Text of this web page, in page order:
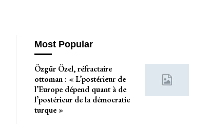
Most Popular
Özgür Özel, réfractaire
ottoman : « L’postérieur de
l’Europe dépend quant à de
l’postérieur de la démocratie
turque »